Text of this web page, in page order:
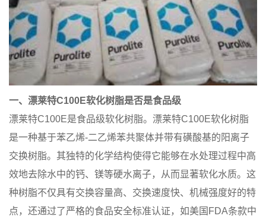
一、漂莱特C100E软化树脂是否是食品级
漂莱特C100E是食品级软化树脂。漂莱特C100E软化树脂
是一种基于苯乙烯-二乙烯苯共聚体并带有磺酸基的阳离子
交换树脂。其独特的化学结构使得它能够在水处理过程中高
效地去除水中的钙、镁等硬水离子，从而显著软化水质。这
种树脂不仅具有交换容量高、交换速度快、机械强度好的特
点，还通过了严格的食品安全标准认证，如美国FDA条款中